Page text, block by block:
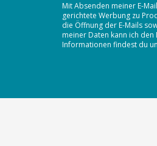
Mit Absenden meiner E-
gerichtete Werbung zu
die Öffnung der E-Mails
meiner Daten kann ich
Informationen findest du